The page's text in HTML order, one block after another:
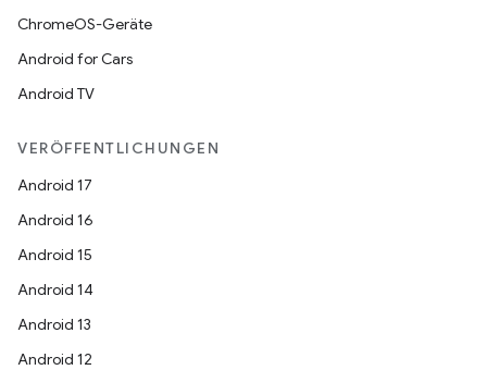
ChromeOS-Geräte
Android for Cars
Android TV
VERÖFFENTLICHUNGEN
Android 17
Android 16
Android 15
Android 14
Android 13
Android 12